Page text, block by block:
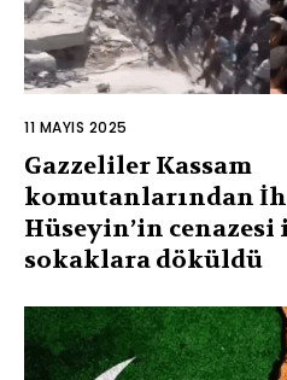
11 MAYIS 2025
Gazzeliler Kassam
komutanlarından
Hüseyin’in cenazesi
sokaklara döküldü